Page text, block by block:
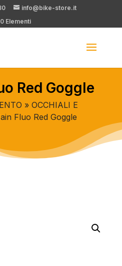
info@bike-store.it
0 Elementi
Red Goggle
» OCCHIALI E
Fluo Red Goggle